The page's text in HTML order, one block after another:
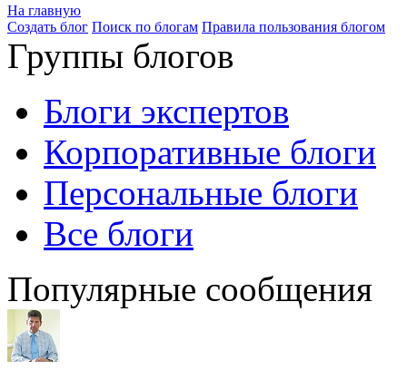
На главную
Создать блог Поиск по блогам Правила пользования блогом
Группы блогов
Блоги экспертов
Корпоративные блоги
Персональные блоги
Все блоги
Популярные сообщения